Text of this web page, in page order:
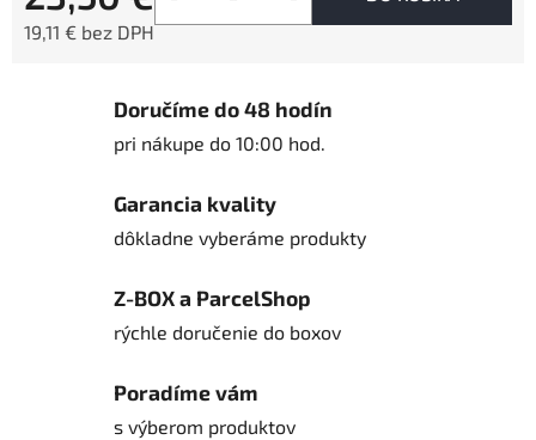
19,11 € bez DPH
Doručíme do 48 hodín
pri nákupe do 10:00 hod.
Garancia kvality
dôkladne vyberáme produkty
Z-BOX a ParcelShop
rýchle doručenie do boxov
Poradíme vám
s výberom produktov